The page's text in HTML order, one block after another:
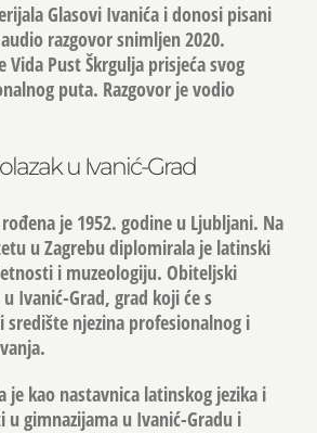
Glasovi Ivanića i donosi pisani
razgovor snimljen 2020.
Vida Pust Škrgulja prisjeća svog
puta. Razgovor je vodio
u Ivanić-Grad
je 1952. godine u Ljubljani. Na
u Zagrebu diplomirala je latinski
i muzeologiju. Obiteljski
Ivanić-Grad, grad koji će s
njezina profesionalnog i
je kao nastavnica latinskog jezika i
gimnazijama u Ivanić-Gradu i